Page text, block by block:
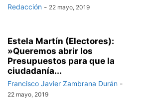
Redacción - 22 mayo, 2019
Estela Martín (Electores):
»Queremos abrir los
Presupuestos para que la
ciudadanía...
Francisco Javier Zambrana Durán -
22 mayo, 2019